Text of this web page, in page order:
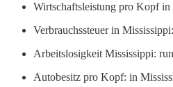
Wirtschaftsleistung pro Kopf in
Verbrauchssteuer in
Arbeitslosigkeit Mississippi:
Autobesitz pro Kopf: in